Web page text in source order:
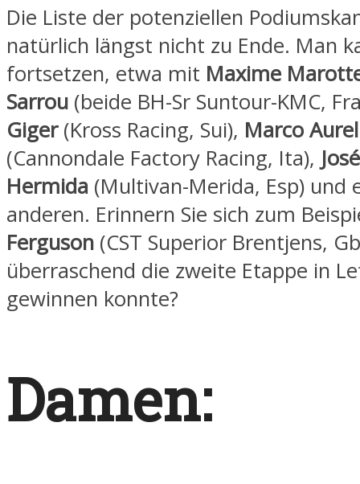
Die Liste der potenziellen
natürlich längst nicht zu Ende. Man
fortsetzen, etwa mit Maxime
Sarrou (beide BH-Sr Suntour-KMC,
Giger (Kross Racing, Sui), Marco
(Cannondale Factory Racing, Ita),
Hermida (Multivan-Merida, Esp) und
anderen. Erinnern Sie sich zum
Ferguson (CST Superior Brentjens,
überraschend die zweite Etappe in
gewinnen konnte?
Damen: